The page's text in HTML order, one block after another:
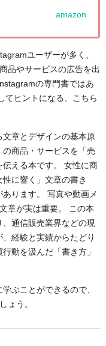
amazon
ユーザーが多く、
品やサービスの広告を出
の専門書ではあ
てヒントになる、こちら
章とデザインの基本原
商品・サービスを「売
える本です。 女性に商
に響く」文章の書き
ります。 写真や動画メ
章が実は重要。 この本
通信販売業界などの現
経験と実績からたどり
動を汲んだ「書き方」
ぶことができるので、
ょう。